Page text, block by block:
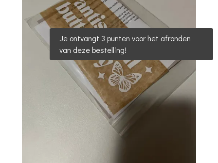
Je ontvangt 3 punten voor het afronden
van deze bestelling!